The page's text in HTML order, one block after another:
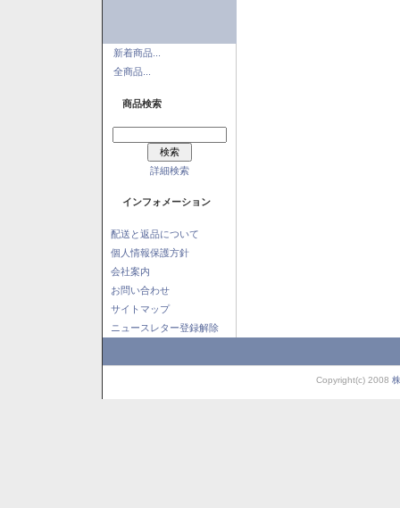
新着商品...
全商品...
商品検索
詳細検索
インフォメーション
配送と返品について
個人情報保護方針
会社案内
お問い合わせ
サイトマップ
ニュースレター登録解除
Copyright(c) 2008